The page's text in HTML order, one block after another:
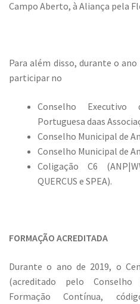
Campo Aberto, à Aliança pela
Para além disso, durante o ano
participar no
Conselho Executivo
Portuguesa daas
Conselho Municipal de
Conselho Municipal de
Coligação C6
QUERCUS e SPEA).
FORMAÇÃO ACREDITADA
Durante o ano de 2019, o
(acreditado pelo
Formação Contínua,